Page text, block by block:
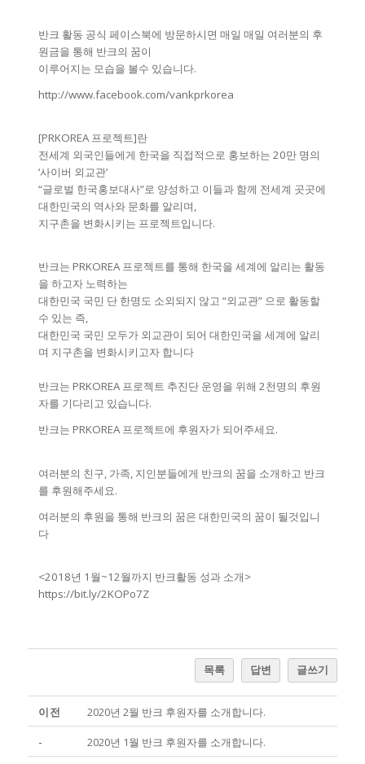
반크 활동 공식 페이스북에 방문하시면 매일 매일 여러분의 후
원금을 통해 반크의 꿈이
이루어지는 모습을 볼수 있습니다.
http://www.facebook.com/vankprkorea
[PRKOREA 프로젝트]란
전세계 외국인들에게 한국을 직접적으로 홍보하는 20만 명의
‘사이버 외교관’
“글로벌 한국홍보대사”로 양성하고 이들과 함께 전세계 곳곳에
대한민국의 역사와 문화를 알리며,
지구촌을 변화시키는 프로젝트입니다.
반크는 PRKOREA 프로젝트를 통해 한국을 세계에 알리는 활동
을 하고자 노력하는
대한민국 국민 단 한명도 소외되지 않고 “외교관” 으로 활동할
수 있는 즉,
대한민국 국민 모두가 외교관이 되어 대한민국을 세계에 알리
며 지구촌을 변화시키고자 합니다
반크는 PRKOREA 프로젝트 추진단 운영을 위해 2천명의 후원
자를 기다리고 있습니다.
반크는 PRKOREA 프로젝트에 후원자가 되어주세요.
여러분의 친구, 가족, 지인분들에게 반크의 꿈을 소개하고 반크
를 후원해주세요.
여러분의 후원을 통해 반크의 꿈은 대한민국의 꿈이 될것입니
다
<2018년 1월~12월까지 반크활동 성과 소개>
https://bit.ly/2KOPo7Z
목록 답변 글쓰기
이전 2020년 2월 반크 후원자를 소개합니다.
- 2020년 1월 반크 후원자를 소개합니다.